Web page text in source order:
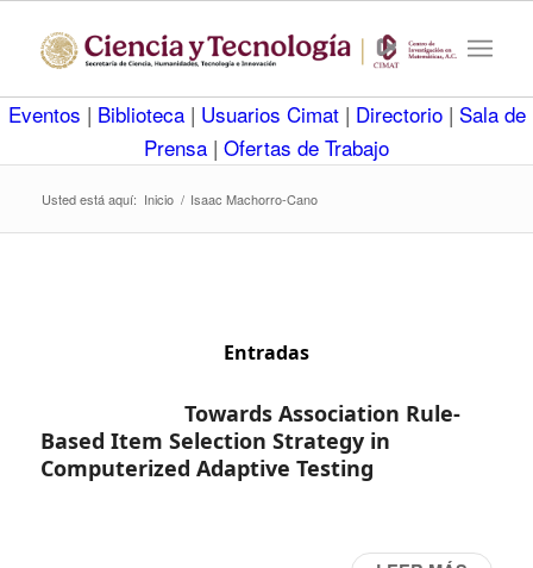
Eventos | Biblioteca | Usuarios Cimat | Directorio | Sala de
Prensa | Ofertas de Trabajo
Usted está aquí: Inicio / Isaac Machorro-Cano
Entradas
Towards Association Rule-
Based Item Selection Strategy in
Computerized Adaptive Testing